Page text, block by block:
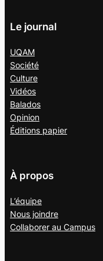
Le journal
UQAM
Société
Culture
Vidéos
Balados
Opinion
Éditions papier
À propos
L’équipe
Nous joindre
Collaborer au Campus